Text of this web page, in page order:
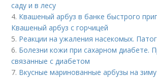
саду и в лесу
4. Квашеный арбуз в банке быстрого
Квашеный арбуз с горчицей
5. Реакции на ужаления насекомых.
6. Болезни кожи при сахарном диабете.
связанные с диабетом
7. Вкусные маринованные арбузы на зиму